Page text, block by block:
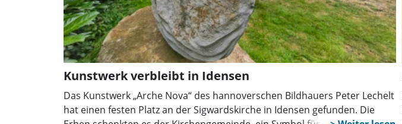
Kunstwerk verbleibt in Idensen
Das Kunstwerk „Arche Nova“ des hannoverschen Bildhauers Peter Lechelt
hat einen festen Platz an der Sigwardskirche in Idensen gefunden. Die